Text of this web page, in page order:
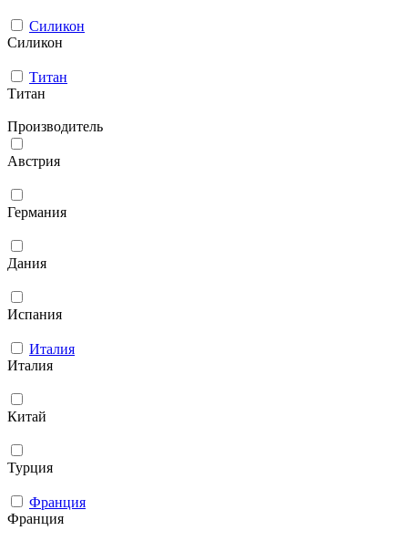
Силикон
Силикон
Титан
Титан
Производитель
Австрия
Германия
Дания
Испания
Италия
Италия
Китай
Турция
Франция
Франция